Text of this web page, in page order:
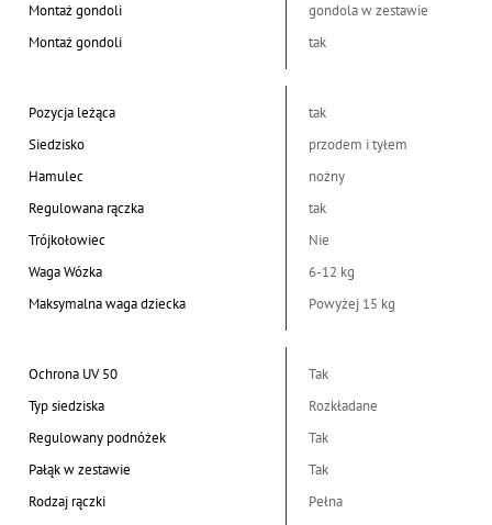
Montaż gondoli
gondola w zestawie
Montaż gondoli
tak
Pozycja leżąca
tak
Siedzisko
przodem i tyłem
Hamulec
nożny
Regulowana rączka
tak
Trójkołowiec
Nie
Waga Wózka
6-12 kg
Maksymalna waga dziecka
Powyżej 15 kg
Ochrona UV 50
Tak
Typ siedziska
Rozkładane
Regulowany podnóżek
Tak
Pałąk w zestawie
Tak
Rodzaj rączki
Pełna